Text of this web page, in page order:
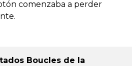
comenzaba a perder
Boucles de la